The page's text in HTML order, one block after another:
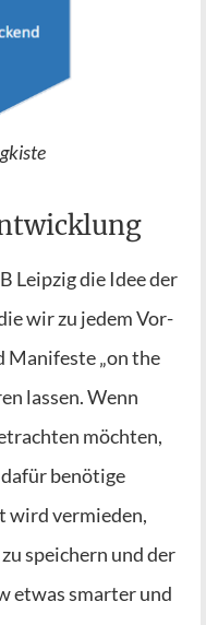
Leip­zig die Idee der
wir zu jedem Vor­
Mani­fes­te „on the
las­sen. Wenn
möch­ten,
benö­ti­ge
wird ver­mie­den,
spei­chern und der
smar­ter und